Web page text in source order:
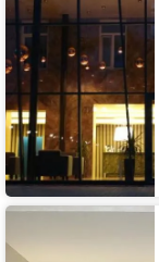
Отель
Апарт